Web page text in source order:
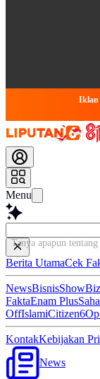
Iklan
Menu
Tanya apapun
Berita UtamaCek
NewsBisnisShowBiz
FaktaEnam Plus
OffIslamiCitizen6
KontakKebijakan
News